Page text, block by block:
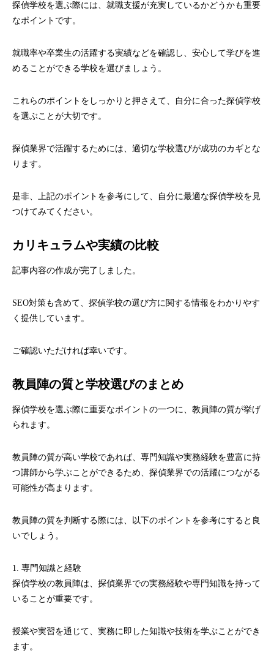
探偵学校を選ぶ際には、就職支援が充実しているかどうかも重要
なポイントです。
就職率や卒業生の活躍する実績などを確認し、安心して学びを進
めることができる学校を選びましょう。
これらのポイントをしっかりと押さえて、自分に合った探偵学校
を選ぶことが大切です。
探偵業界で活躍するためには、適切な学校選びが成功のカギとな
ります。
是非、上記のポイントを参考にして、自分に最適な探偵学校を見
つけてみてください。
カリキュラムや実績の比較
記事内容の作成が完了しました。
SEO対策も含めて、探偵学校の選び方に関する情報をわかりやす
く提供しています。
ご確認いただければ幸いです。
教員陣の質と学校選びのまとめ
探偵学校を選ぶ際に重要なポイントの一つに、教員陣の質が挙げ
られます。
教員陣の質が高い学校であれば、専門知識や実務経験を豊富に持
つ講師から学ぶことができるため、探偵業界での活躍につながる
可能性が高まります。
教員陣の質を判断する際には、以下のポイントを参考にすると良
いでしょう。
1. 専門知識と経験
探偵学校の教員陣は、探偵業界での実務経験や専門知識を持って
いることが重要です。
授業や実習を通じて、実務に即した知識や技術を学ぶことができ
ます。